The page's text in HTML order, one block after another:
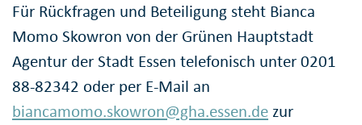
Für Rückfragen und Beteiligung steht Bianca
Momo Skowron von der Grünen Hauptstadt
Agentur der Stadt Essen telefonisch unter 0201
88-82342 oder per E-Mail an
biancamomo.skowron@gha.essen.de zur